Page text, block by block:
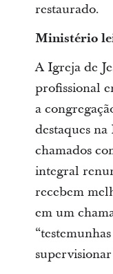
restaurado.
Ministério
A Igreja de
profissional
a
destaques
chamados
integral
recebem
em um